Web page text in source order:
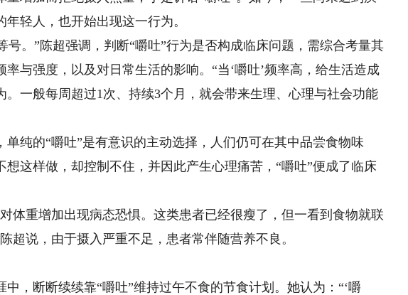
轻人，也开始出现这一行为。
。”陈超强调，判断“嚼吐”行为是否构成临床问题，需综合考量其
与强度，以及对日常生活的影响。“当‘嚼吐’频率高，给生活造成
。一般每周超过1次、持续3个月，就会带来生理、心理与社会功能
的“嚼吐”是有意识的主动选择，人们仍可在其中品尝食物味
这样做，却控制不住，并因此产生心理痛苦，“嚼吐”便成了临床
重增加出现病态恐惧。这类患者已经很瘦了，但一看到食物就联
超说，由于摄入严重不足，患者常伴随营养不良。
断断续续靠“嚼吐”维持过午不食的节食计划。她认为：“‘嚼